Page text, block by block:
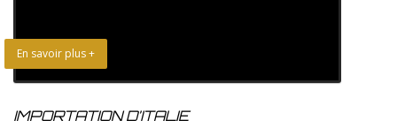
En savoir plus +
IMPORTATION D’ITALIE